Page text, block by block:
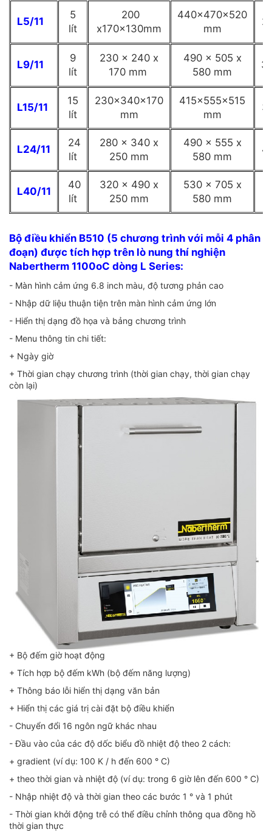
L5/11
5
lít
200
x170x130mm
440x470x520
mm
L9/11
9
lít
230 x 240 x
170 mm
490 x 505 x
580 mm
L15/11
15
lít
230x340x170
mm
415x555x515
mm
L24/11
24
lít
280 x 340 x
250 mm
490 x 555 x
580 mm
L40/11
40
lít
320 x 490 x
250 mm
530 x 705 x
580 mm
Bộ điều khiển B510 (5 chương trình với mỗi 4 phân
đoạn) được tích hợp trên lò nung thí nghiện
Nabertherm 1100oC dòng L Series:
- Màn hình cảm ứng 6.8 inch màu, độ tương phản cao
- Nhập dữ liệu thuận tiện trên màn hình cảm ứng lớn
- Hiển thị dạng đồ họa và bảng chương trình
- Menu thông tin chi tiết:
+ Ngày giờ
+ Thời gian chạy chương trình (thời gian chạy, thời gian chạy
còn lại)
+ Bộ đếm giờ hoạt động
+ Tích hợp bộ đếm kWh (bộ đếm năng lượng)
+ Thông báo lỗi hiển thị dạng văn bản
+ Hiển thị các giá trị cài đặt bộ điều khiển
- Chuyển đổi 16 ngôn ngữ khác nhau
- Đầu vào của các độ dốc biểu đồ nhiệt độ theo 2 cách:
+ gradient (ví dụ: 100 K / h đến 600 ° C)
+ theo thời gian và nhiệt độ (ví dụ: trong 6 giờ lên đến 600 ° C)
- Nhập nhiệt độ và thời gian theo các bước 1 ° và 1 phút
- Thời gian khởi động trễ có thể điều chỉnh thông qua đồng hồ
thời gian thực